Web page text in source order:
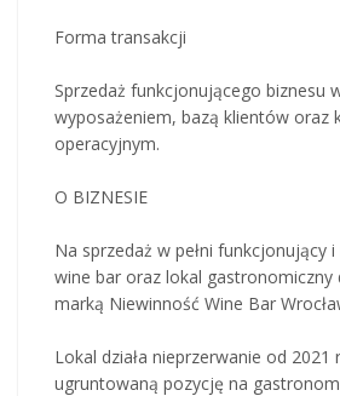
Forma transakcji
Sprzedaż funkcjonującego biznesu
wyposażeniem, bazą klientów oraz
operacyjnym.
O BIZNESIE
Na sprzedaż w pełni funkcjonujący
wine bar oraz lokal gastronomiczny
marką Niewinność Wine Bar
Lokal działa nieprzerwanie od 2021
ugruntowaną pozycję na